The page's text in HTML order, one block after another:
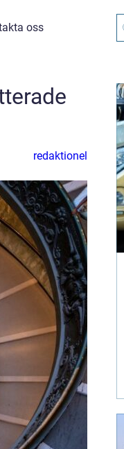
oss
redaktionel